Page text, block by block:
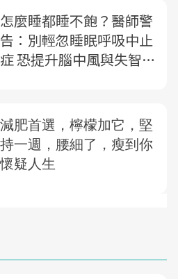
怎麼睡都睡不飽？醫師警
告：別輕忽睡眠呼吸中止
症 恐提升腦中風與失智